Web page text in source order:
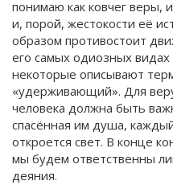
понимаю как ковчег веры,
и, порой, жестокости её
образом противостоит
его самых одиозных
некоторые описывают
«удерживающий». Для
человека должна быть
спасённая им душа,
откроется свет. В конце
мы будем ответственны
деяния.